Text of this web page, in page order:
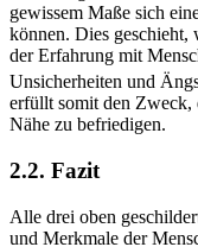
Vernooij geht noch
unsicher gebundene
gewissem Maße sich
können. Dies
der Erfahrung mit
Unsicherheiten und
Nähe zu befriedigen.
2.2. Fazit